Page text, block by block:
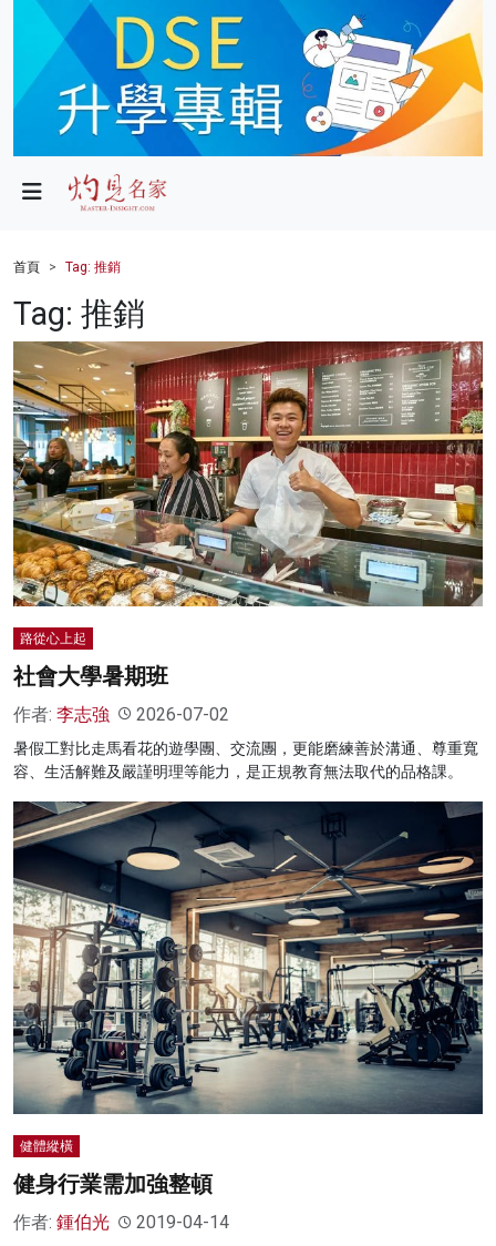
政局
財經
健康
商業
科技
影片
名家榜
灼見活動
首頁 Tag: 推銷
Tag: 推銷
路從心上起
社會大學暑期班
作者: 李志強 2026-07-02
暑假工對比走馬看花的遊學團、交流團，更能磨練善於溝通、尊重寬
容、生活解難及嚴謹明理等能力，是正規教育無法取代的品格課。
健體縱橫
健身行業需加強整頓
作者: 鍾伯光 2019-04-14